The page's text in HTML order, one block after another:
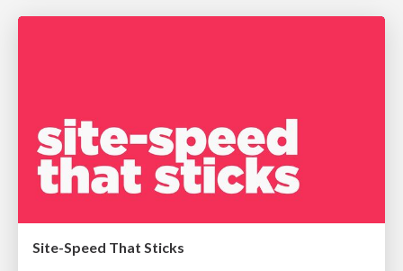
Site-Speed That Sticks